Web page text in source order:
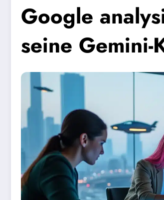
Google
seine